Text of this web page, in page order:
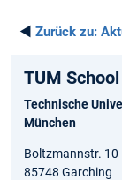
◄ Zurück zu:
TUM
Technische
München
Boltzmannstr. 10
85748 Garching